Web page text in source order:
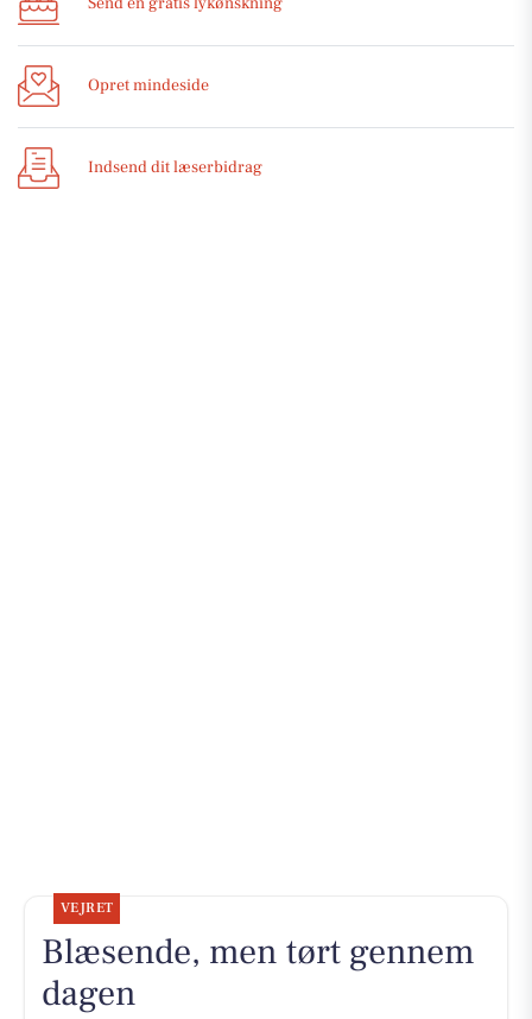
Opret mindeside
Indsend dit læserbidrag
VEJRET
Blæsende, men tørt gennem
dagen